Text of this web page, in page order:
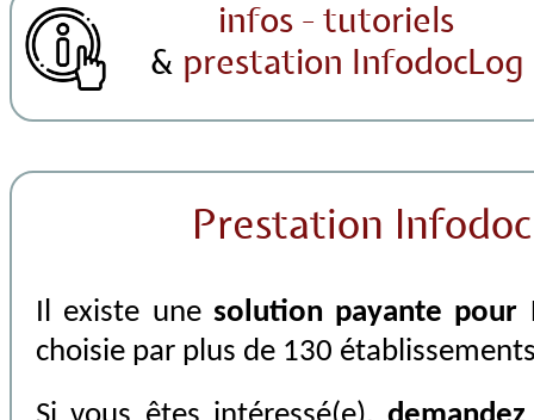
infos - tutoriels
& prestation InfodocLog
Prestation
Il existe une solution payante pour
choisie par plus de 130